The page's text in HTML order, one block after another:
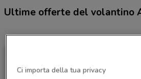
Ultime offerte del volantino
Ci importa della tua privacy